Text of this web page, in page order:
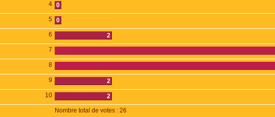
4 0
5 0
6 2
7
8
9 2
10 2
Nombre total de votes : 26